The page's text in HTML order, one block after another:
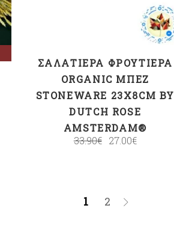
ΣΑΛΑΤΙΈΡΑ ΦΡΟΥΤΙΈΡΑ
ORGANIC ΜΠΈΖ
STONEWARE 23X8CM BY
DUTCH ROSE
AMSTERDAM®
33.90€ 27.00€
1 2